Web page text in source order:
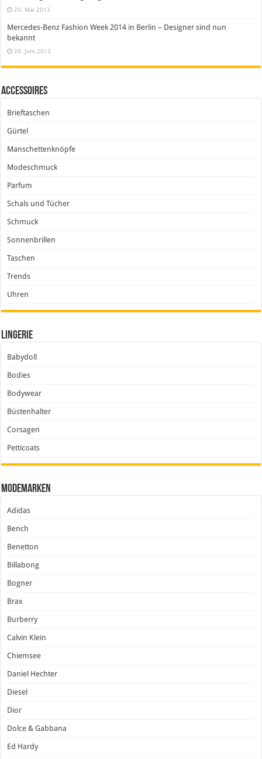
20. Mai 2013
Mercedes-Benz Fashion Week 2014 in Berlin – Designer sind nun
bekannt
20. Juni 2013
Accessoires
Brieftaschen
Gürtel
Manschettenknöpfe
Modeschmuck
Parfum
Schals und Tücher
Schmuck
Sonnenbrillen
Taschen
Trends
Uhren
Lingerie
Babydoll
Bodies
Bodywear
Büstenhalter
Corsagen
Petticoats
Modemarken
Adidas
Bench
Benetton
Billabong
Bogner
Brax
Burberry
Calvin Klein
Chiemsee
Daniel Hechter
Diesel
Dior
Dolce & Gabbana
Ed Hardy